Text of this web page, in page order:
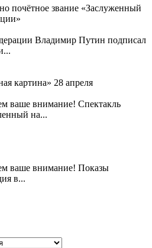
почётное звание «Заслуженный
Владимир Путин подписал
картина» 28 апреля
ваше внимание! Спектакль
на...
ваше внимание! Показы
в...